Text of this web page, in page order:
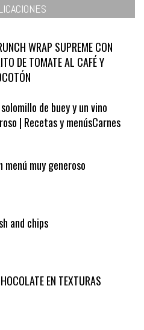
WRAP SUPREME CON
DE TOMATE AL CAFÉ Y
solomillo de buey y un vino
| Recetas y menúsCarnes
menú muy generoso
and chips
EN TEXTURAS